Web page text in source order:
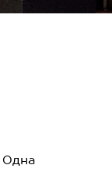
Одна